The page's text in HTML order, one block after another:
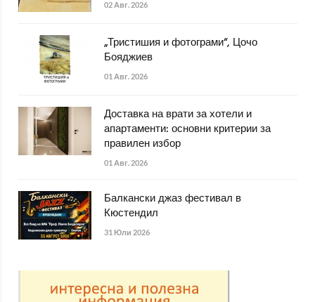
02 Авг. 2026
„Тристишия и фотограми“, Цочо
Бояджиев
01 Авг. 2026
Доставка на врати за хотели и
апартаменти: основни критерии за
правилен избор
01 Авг. 2026
Балкански джаз фестивал в
Кюстендил
31 Юли 2026